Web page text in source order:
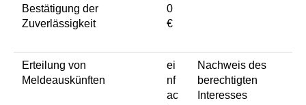
Bestätigung der
Zuverlässigkeit
0
€
Erteilung von
Meldeauskünften
ei
nf
ac
Nachweis des
berechtigten
Interesses